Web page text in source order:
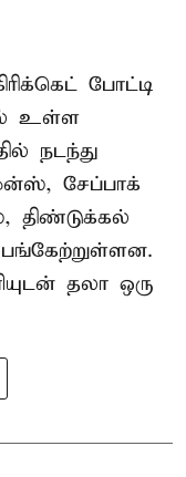
போட்டி
உள்ள
நடந்து
சேப்பாக்
திண்டுக்கல்
தலா ஒரு